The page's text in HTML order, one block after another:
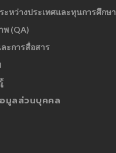
ะหว่างประเทศและทุนการศึกษา
(QA)
ะการสื่อสาร
มูลส่วนบุคคล